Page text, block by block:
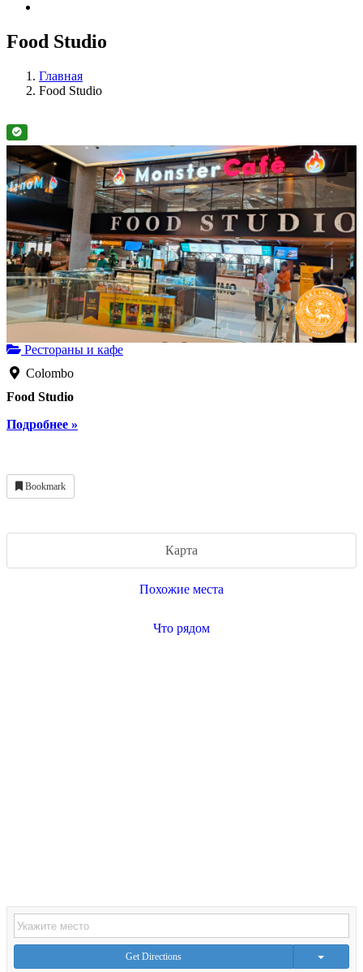
Food Studio
Главная
Food Studio
Рестораны и кафе
Colombo
Food Studio
Подробнее »
Bookmark
Карта
Похожие места
Что рядом
Get Directions